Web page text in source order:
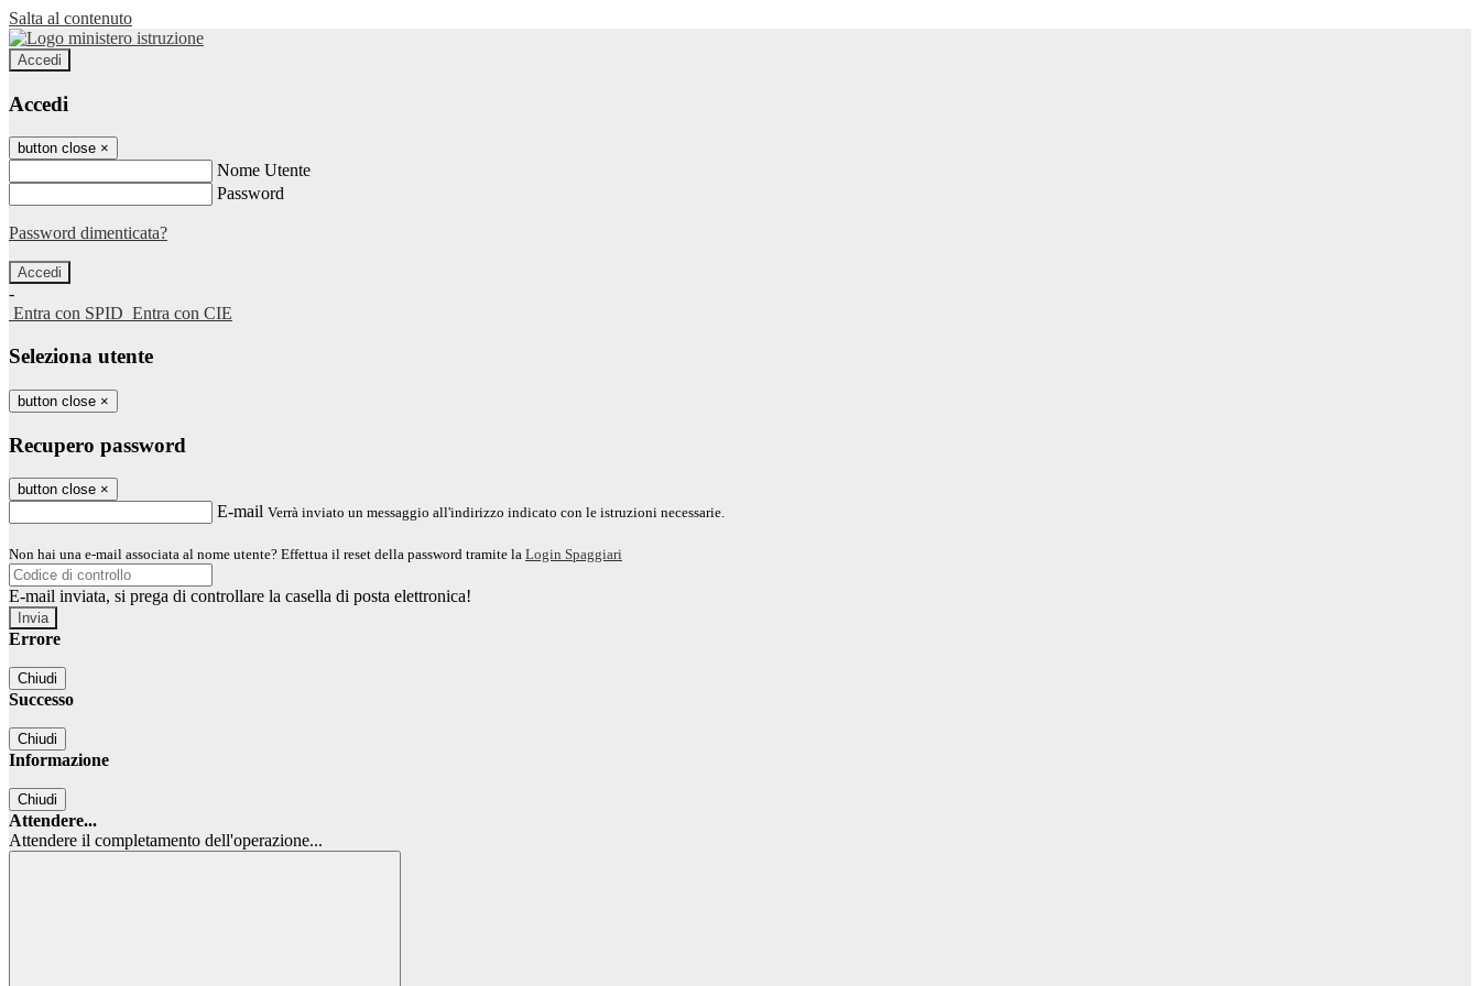
Salta al contenuto
Accedi
Accedi
button close ×
Nome Utente
Password
Password dimenticata?
-
Entra con SPID Entra con CIE
Seleziona utente
button close ×
Recupero password
button close ×
E-mail Verrà inviato un messaggio all'indirizzo indicato con le istruzioni necessarie.
Non hai una e-mail associata al nome utente? Effettua il reset della password tramite la Login Spaggiari
E-mail inviata, si prega di controllare la casella di posta elettronica!
Errore
Chiudi
Successo
Chiudi
Informazione
Chiudi
Attendere...
Attendere il completamento dell'operazione...